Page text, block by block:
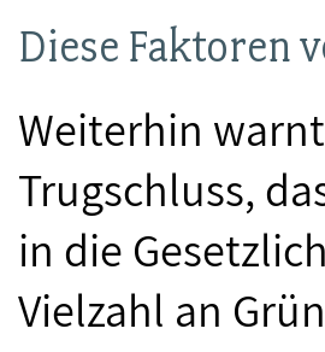
Diese Faktoren
Weiterhin
Trugschluss,
in die
Vielzahl an